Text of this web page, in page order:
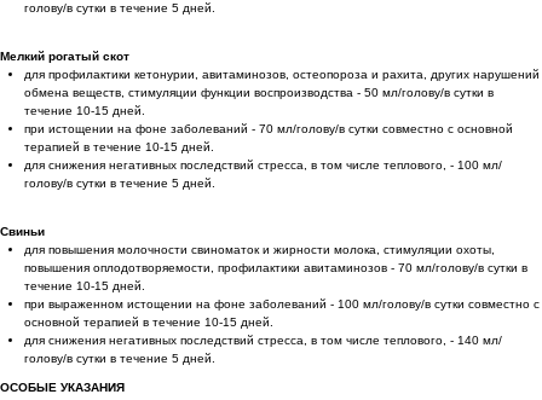
голову/в сутки в течение 5 дней.
Мелкий рогатый скот
для профилактики кетонурии, авитаминозов, остеопороза и рахита, других нарушений
обмена веществ, стимуляции функции воспроизводства - 50 мл/голову/в сутки в
течение 10-15 дней.
при истощении на фоне заболеваний - 70 мл/голову/в сутки совместно с основной
терапией в течение 10-15 дней.
для снижения негативных последствий стресса, в том числе теплового, - 100 мл/
голову/в сутки в течение 5 дней.
Свиньи
для повышения молочности свиноматок и жирности молока, стимуляции охоты,
повышения оплодотворяемости, профилактики авитаминозов - 70 мл/голову/в сутки в
течение 10-15 дней.
при выраженном истощении на фоне заболеваний - 100 мл/голову/в сутки совместно с
основной терапией в течение 10-15 дней.
для снижения негативных последствий стресса, в том числе теплового, - 140 мл/
голову/в сутки в течение 5 дней.
ОСОБЫЕ УКАЗАНИЯ